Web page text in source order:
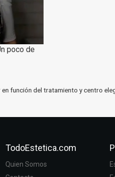
poco de
función del tratamiento y centro
TodoEstetica.com
Quien Somos